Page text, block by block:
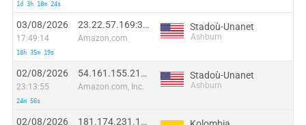
1d 3h 18m 24s
03/08/2026
17:49:14
18h 35m 19s
23.22.57.169:31037
Amazon.com
Stadoù-Unanet
Ashburn
02/08/2026
23:13:55
24m 56s
54.161.155.212:16414
Amazon.com, Inc.
Stadoù-Unanet
Ashburn
02/08/2026 181.174.231.131:48998